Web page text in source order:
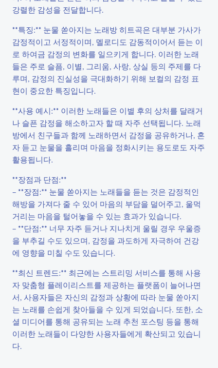
강렬한 감성을 전달합니다.
**특징:** 눈물 쏟아지는 노래방 히트곡은 대부분 가사가
감정적이고 서정적이며, 멜로디도 감동적이어서 듣는 이
로 하여금 감정의 변화를 일으키게 합니다. 이러한 노래
들은 주로 슬픔, 이별, 그리움, 사랑, 상실 등의 주제를 다
루며, 감정의 진실성을 극대화하기 위해 보컬의 감정 표
현이 중요한 특징입니다.
**사용 예시:** 이러한 노래들은 이별 후의 상처를 달래거
나 슬픈 감정을 해소하고자 할 때 자주 선택됩니다. 노래
방에서 친구들과 함께 노래하면서 감정을 공유하거나, 혼
자 듣고 눈물을 흘리며 마음을 정화시키는 용도로도 자주
활용됩니다.
**장점과 단점:**
– **장점:** 눈물 쏟아지는 노래들을 듣는 것은 감정적인
해방을 가져다 줄 수 있어 마음의 부담을 덜어주고, 울먹
거리는 마음을 털어놓을 수 있는 효과가 있습니다.
– **단점:** 너무 자주 듣거나 지나치게 울릴 경우 우울증
을 부추길 수도 있으며, 감정을 과도하게 자극하여 건강
에 영향을 미칠 수도 있습니다.
**최신 트렌드:** 최근에는 스트리밍 서비스를 통해 사용
자 맞춤형 플레이리스트를 제공하는 플랫폼이 늘어나면
서, 사용자들은 자신의 감정과 상황에 따라 눈물 쏟아지
는 노래를 손쉽게 찾아들을 수 있게 되었습니다. 또한, 소
셜 미디어를 통해 공유되는 노래 추천 포스팅 등을 통해
이러한 노래들이 다양한 사용자들에게 확산되고 있습니
다.